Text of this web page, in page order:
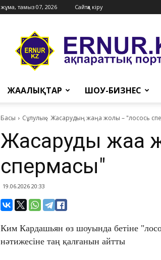
жұма, тамыз 07, 2026 Сайтқа кіру
Ernur
Press
ЖАҢАЛЫҚТАР ШОУ-БИЗНЕС
Басы Сұлулық ​Жасарудың жаңа жолы – "лосось
​Жасарудың
спермасы"
19.06.2026 20:33
Ким Кардашьян өз шоуында бетіне
нәтижесіне таң қалғанын айтты